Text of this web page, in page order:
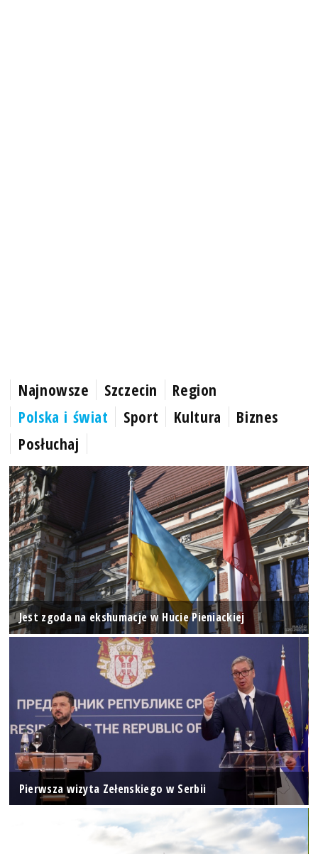
Najnowsze Szczecin
Region
Polska i świat
Sport Kultura
Biznes
Posłuchaj
Jest zgoda na ekshumacje w Hucie Pieniackiej
Pierwsza wizyta Zełenskiego w Serbii